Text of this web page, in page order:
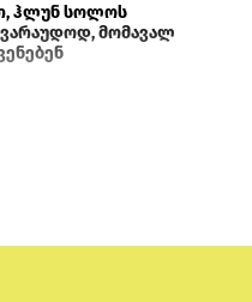
ჰლუნ სოლოს
მომავალ